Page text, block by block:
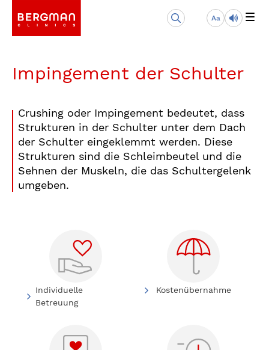
Aa
Impingement der Schulter
Crushing oder Impingement bedeutet, dass
Strukturen in der Schulter unter dem Dach
der Schulter eingeklemmt werden. Diese
Strukturen sind die Schleimbeutel und die
Sehnen der Muskeln, die das Schultergelenk
umgeben.
Individuelle
Betreuung
Kostenübernahme